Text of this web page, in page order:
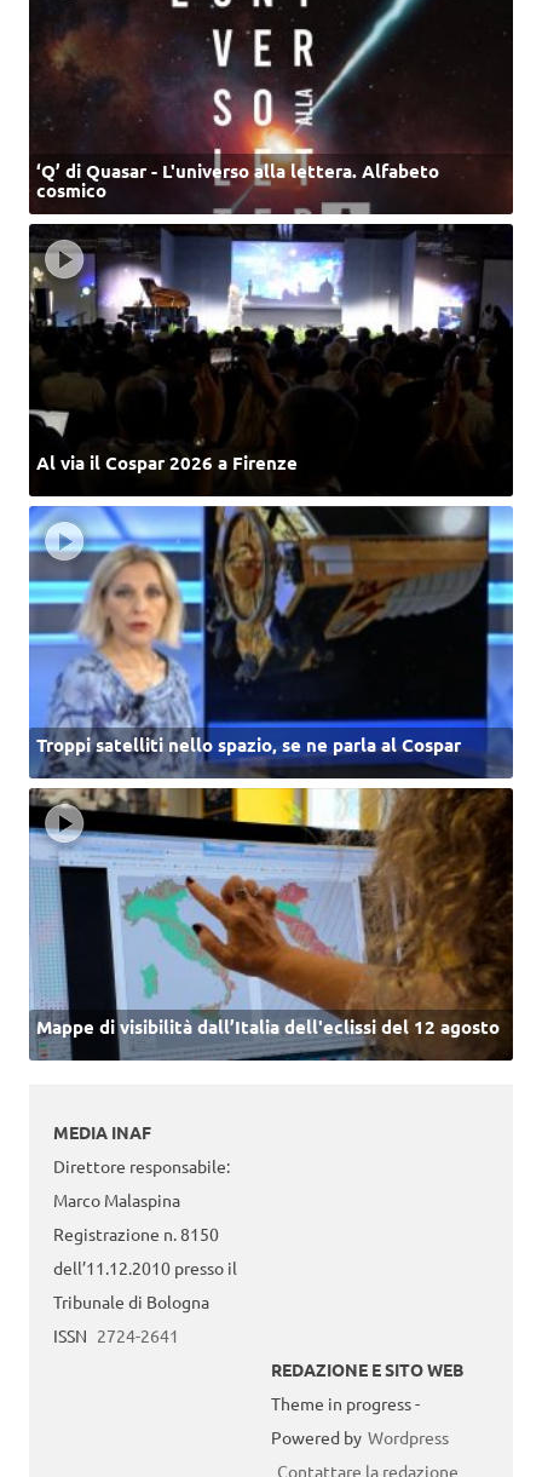
‘Q’ di Quasar - L'universo alla lettera. Alfabeto
cosmico
Al via il Cospar 2026 a Firenze
Troppi satelliti nello spazio, se ne parla al Cospar
Mappe di visibilità dall’Italia dell'eclissi del 12 agosto
MEDIA INAF
Direttore responsabile:
Marco Malaspina
Registrazione n. 8150
dell’11.12.2010 presso il
Tribunale di Bologna
ISSN 2724-2641
REDAZIONE E SITO WEB
Theme in progress -
Powered by Wordpress
Contattare la redazione